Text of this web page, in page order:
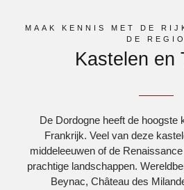
MAAK KENNIS MET DE
DE REGIO
Kastelen en
De Dordogne heeft de hoogste
Frankrijk. Veel van deze
middeleeuwen of de
prachtige landschappen.
Beynac, Château des